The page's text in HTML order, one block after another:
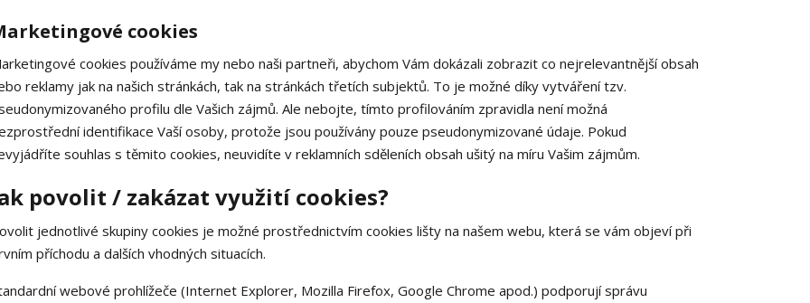
cookies
cookies používáme my nebo naši partneři, abychom Vám dokázali zobrazit co nejrelevantnější obsah
reklamy jak na našich stránkách, tak na stránkách třetích subjektů. To je možné díky vytváření tzv.
profilu dle Vašich zájmů. Ale nebojte, tímto profilováním zpravidla není možná
identifikace Vaší osoby, protože jsou používány pouze pseudonymizované údaje. Pokud
souhlas s těmito cookies, neuvidíte v reklamních sděleních obsah ušitý na míru Vašim zájmům.
povolit / zakázat využití cookies?
jednotlivé skupiny cookies je možné prostřednictvím cookies lišty na našem webu, která se vám objeví při
příchodu a dalších vhodných situacích.
webové prohlížeče (Internet Explorer, Mozilla Firefox, Google Chrome apod.) podporují správu